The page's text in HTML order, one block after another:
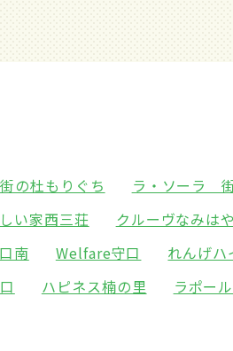
の杜もりぐち
ラ・ソーラ
い家西三荘 クルーヴなみはや
南 Welfare守口 れんげハ
ハピネス楠の里 ラポー